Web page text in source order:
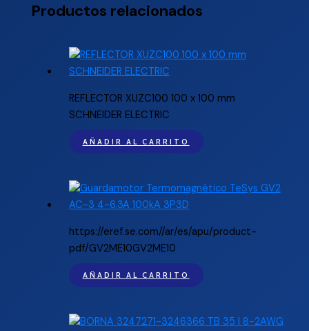
Productos relacionados
REFLECTOR XUZC100 100 x 100 mm
SCHNEIDER ELECTRIC
AÑADIR AL CARRITO
https://eref.se.com//ar/es/apu/product-
pdf/GV2ME10GV2ME10
AÑADIR AL CARRITO